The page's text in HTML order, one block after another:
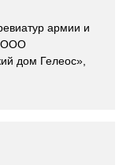
армии и
ООО
дом Гелеос»,